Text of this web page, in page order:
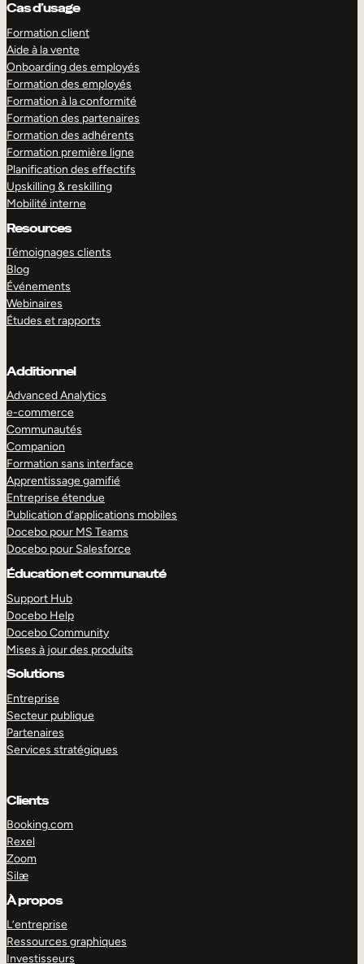
Cas d’usage
Formation client
Aide à la vente
Onboarding des employés
Formation des employés
Formation à la conformité
Formation des partenaires
Formation des adhérents
Formation première ligne
Planification des effectifs
Upskilling & reskilling
Mobilité interne
Resources
Témoignages clients
Blog
Événements
Webinaires
Études et rapports
Additionnel
Advanced Analytics
e-commerce
Communautés
Companion
Formation sans interface
Apprentissage gamifié
Entreprise étendue
Publication d’applications mobiles
Docebo pour MS Teams
Docebo pour Salesforce
Éducation et communauté
Support Hub
Docebo Help
Docebo Community
Mises à jour des produits
Solutions
Entreprise
Secteur publique
Partenaires
Services stratégiques
Clients
Booking.com
Rexel
Zoom
Silæ
À propos
L’entreprise
Ressources graphiques
Investisseurs